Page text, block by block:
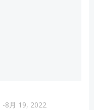
-8月 19, 2022